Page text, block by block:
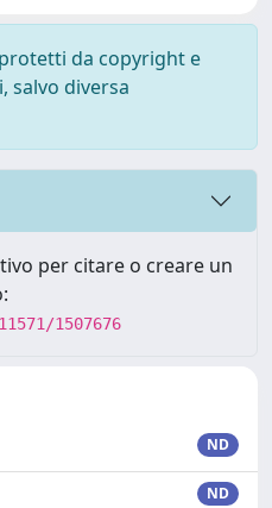
da copyright e
salvo diversa
per citare o creare un
1507676
ND
ND